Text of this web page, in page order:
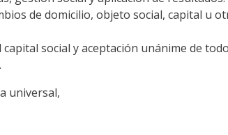
de domicilio, objeto social, capital u
social y aceptación unánime de
universal,